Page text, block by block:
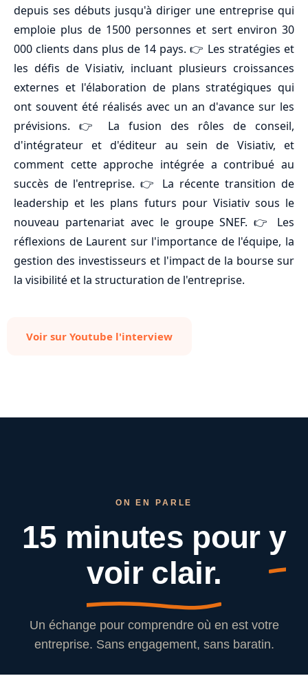
depuis ses débuts jusqu'à diriger une entreprise qui
emploie plus de 1500 personnes et sert environ 30
000 clients dans plus de 14 pays. 👉 Les stratégies et
les défis de Visiativ, incluant plusieurs croissances
externes et l'élaboration de plans stratégiques qui
ont souvent été réalisés avec un an d'avance sur les
prévisions. 👉 La fusion des rôles de conseil,
d'intégrateur et d'éditeur au sein de Visiativ, et
comment cette approche intégrée a contribué au
succès de l'entreprise. 👉 La récente transition de
leadership et les plans futurs pour Visiativ sous le
nouveau partenariat avec le groupe SNEF. 👉 Les
réflexions de Laurent sur l'importance de l'équipe, la
gestion des investisseurs et l'impact de la bourse sur
la visibilité et la structuration de l'entreprise.
Voir sur Youtube l'interview
ON EN PARLE
15 minutes pour y
voir clair.
Un échange pour comprendre où en est votre
entreprise. Sans engagement, sans baratin.